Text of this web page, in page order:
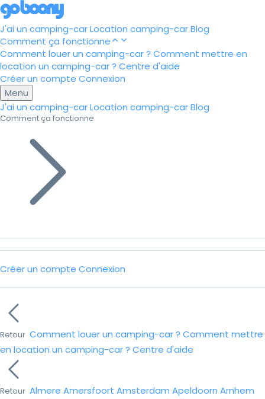
J'ai un camping-carLocation camping-carBlog
Comment ça fonctionne
Comment louer un camping-car ? Comment mettre en
location un camping-car ? Centre d'aide
Créer un compte Connexion
Menu
J'ai un camping-carLocation camping-carBlog
Comment ça fonctionne
Créer un compte Connexion
Retour Comment louer un camping-car ? Comment mettre
en location un camping-car ? Centre d'aide
Retour Almere Amersfoort Amsterdam Apeldoorn Arnhem